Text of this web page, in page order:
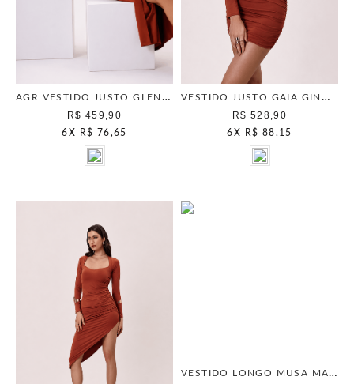
AGR VESTIDO JUSTO GLENDA GINGER
R$ 459,90
6X R$ 76,65
VESTIDO JUSTO GAIA GINGER
R$ 528,90
6X R$ 88,15
VESTIDO LONGO MUSA MAIS GATA COOKIE